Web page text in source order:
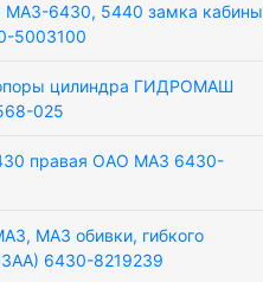
МАЗ-6430, 5440 замка кабины
5003100
цилиндра ГИДРОМАШ
025
правая ОАО МАЗ 6430-
МАЗ обивки, гибкого
6430-8219239